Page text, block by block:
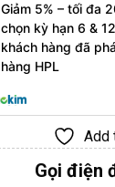
Giảm 5% – tối đa
chọn kỳ hạn 6 &
khách hàng đã
hàng HPL
Add
Gọi điện